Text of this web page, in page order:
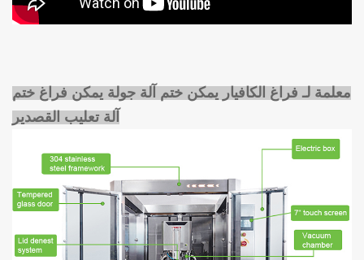
معلمة لـ فراغ الكافيار يمكن ختم آلة جولة يمكن فراغ ختم
آلة تعليب القصدير